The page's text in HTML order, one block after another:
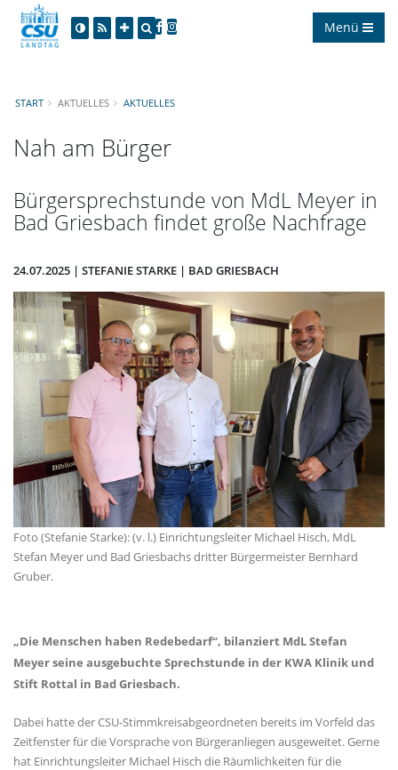
Menü
START AKTUELLES AKTUELLES
Nah am Bürger
Bürgersprechstunde von MdL Meyer in
Bad Griesbach findet große Nachfrage
24.07.2025 | STEFANIE STARKE | BAD GRIESBACH
Foto (Stefanie Starke): (v. l.) Einrichtungsleiter Michael Hisch, MdL
Stefan Meyer und Bad Griesbachs dritter Bürgermeister Bernhard
Gruber.
Die Menschen haben Redebedarf“, bilanziert MdL Stefan
Meyer seine ausgebuchte Sprechstunde in der KWA Klinik und
Stift Rottal in Bad Griesbach.
Dabei hatte der CSU-Stimmkreisabgeordneten bereits im Vorfeld das
Zeitfenster für die Vorsprache von Bürgeranliegen ausgeweitet. Gerne
hat Einrichtungsleiter Michael Hisch die Räumlichkeiten für die